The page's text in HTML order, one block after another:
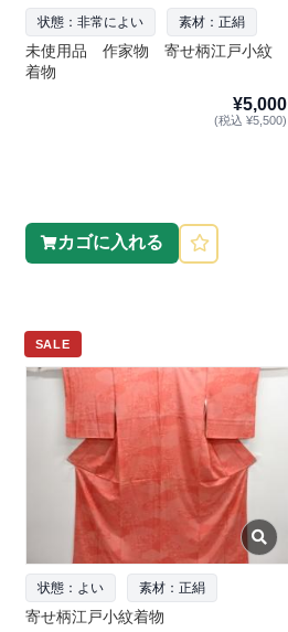
状態：非常によい 素材：正絹
未使用品 作家物 寄せ柄江戸小紋
着物
¥5,000
(税込 ¥5,500)
カゴに入れる
SALE
状態：よい 素材：正絹
寄せ柄江戸小紋着物